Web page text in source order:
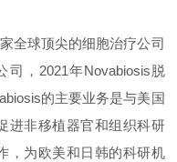
全球顶尖的细胞治疗公司
司，2021年Novabiosis脱
的主要业务是与美国
进非移植器官和组织科研
，为欧美和日韩的科研机